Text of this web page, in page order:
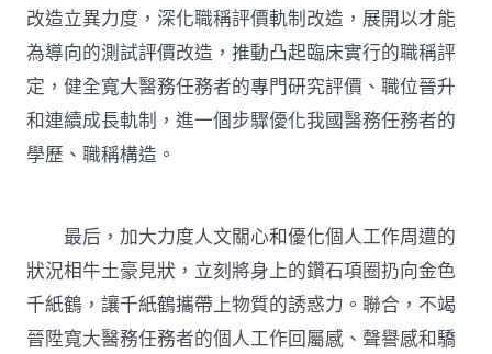
改造立異力度，深化職稱評價軌制改造，展開以才能
為導向的測試評價改造，推動凸起臨床實行的職稱評
定，健全寬大醫務任務者的專門研究評價、職位晉升
和連續成長軌制，進一個步驟優化我國醫務任務者的
學歷、職稱構造。
最后，加大力度人文關心和優化個人工作周遭的
狀況相牛土豪見狀，立刻將身上的鑽石項圈扔向金色
千紙鶴，讓千紙鶴攜帶上物質的誘惑力。聯合，不竭
晉陞寬大醫務任務者的個人工作回屬感、聲譽感和驕